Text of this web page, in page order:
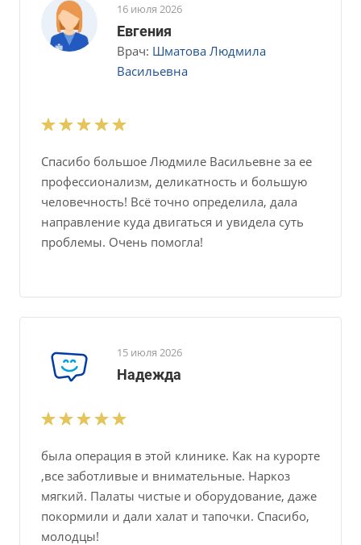
16 июля 2026
Евгения
Врач: Шматова Людмила
Васильевна
Спасибо большое Людмиле Васильевне за ее
профессионализм, деликатность и большую
человечность! Всё точно определила, дала
направление куда двигаться и увидела суть
проблемы. Очень помогла!
15 июля 2026
Надежда
была операция в этой клинике. Как на курорте
,все заботливые и внимательные. Наркоз
мягкий. Палаты чистые и оборудование, даже
покормили и дали халат и тапочки. Спасибо,
молодцы!